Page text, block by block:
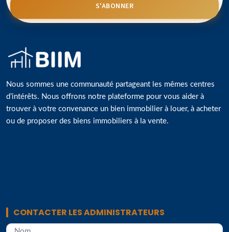
S'ABONNER
Nous sommes une communauté partageant les mêmes centres
d’intérêts. Nous offrons notre plateforme pour vous aider à
trouver à votre convenance un bien immobilier à louer, à acheter
ou de proposer des biens immobiliers à la vente.
CONTACTER LES ADMINISTRATEURS